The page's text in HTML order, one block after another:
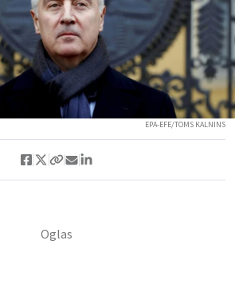
EPA-EFE/TOMS KALNINS